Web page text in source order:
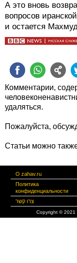
А это вновь
вопросов
и остается
Комментарии,
удаляться.
Пожалуйста,
Статьи можно
О zahav.ru
Политика
конфиденциальности
צרו קשר
Copyright © 2021